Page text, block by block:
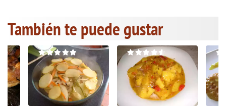
También te puede gustar